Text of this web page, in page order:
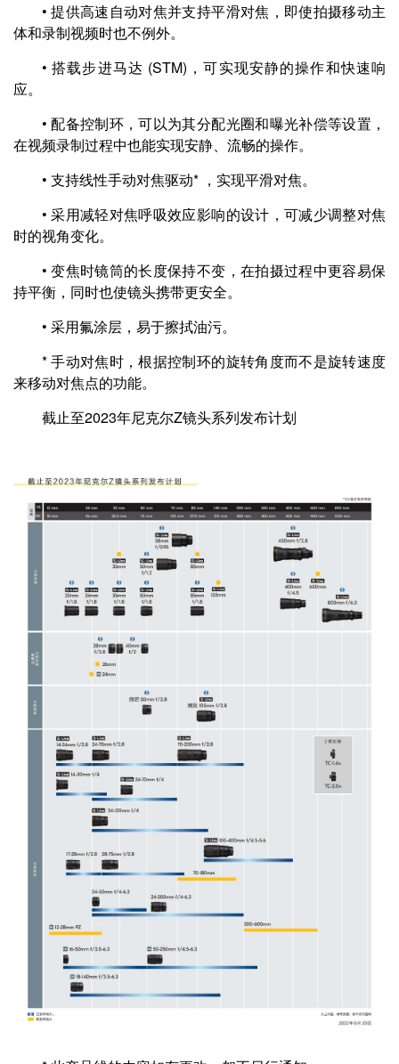
• 提供高速自动对焦并支持平滑对焦，即使拍摄移动主
体和录制视频时也不例外。
• 搭载步进马达 (STM)，可实现安静的操作和快速响
应。
• 配备控制环，可以为其分配光圈和曝光补偿等设置，
在视频录制过程中也能实现安静、流畅的操作。
• 支持线性手动对焦驱动* ，实现平滑对焦。
• 采用减轻对焦呼吸效应影响的设计，可减少调整对焦
时的视角变化。
• 变焦时镜筒的长度保持不变，在拍摄过程中更容易保
持平衡，同时也使镜头携带更安全。
• 采用氟涂层，易于擦拭油污。
* 手动对焦时，根据控制环的旋转角度而不是旋转速度
来移动对焦点的功能。
截止至2023年尼克尔Z镜头系列发布计划